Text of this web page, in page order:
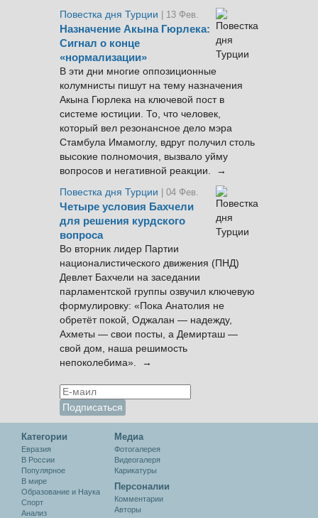
Повестка дня Турции
| 13 Фев.
Назначение Акына Гюрлека:
Сигнал о конце
«нормализации»
В эти дни многие оппозиционные
колумнисты пишут на тему назначения
Акына Гюрлека на ключевой пост в
системе юстиции. То, что человек,
который вел резонансное дело мэра
Стамбула Имамоглу, вдруг получил столь
высокие полномочия, вызвало уйму
вопросов и негативной реакции. →
Повестка дня Турции
| 04 Фев.
Четыре условия Бахчели
для решения курдского
вопроса
Во вторник лидер Партии
националистического движения (ПНД)
Девлет Бахчели на заседании
парламентской группы озвучил ключевую
формулировку: «Пока Анатолия не
обретёт покой, Оджалан — надежду,
Ахметы — свои посты, а Демирташ —
свой дом, наша решимость
непоколебима». →
Категории
Евразия
В России
Популярное
В мире
Образование и Наука
Спорт
Анализ
Медиа
Фотогалерея
Видеогалеря
Карикатуры
Персоналии
Комментарии
Авторы